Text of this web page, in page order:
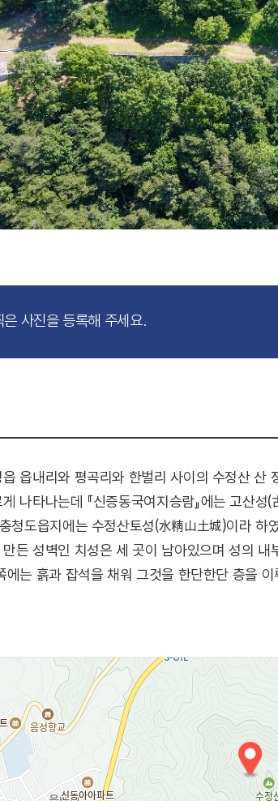
은 사진을 등록해 주세요.
읍내리와 평곡리와 한벌리 사이의 수정산 산
나타나는데 『신증동국여지승람』에는 고산
청도읍지에는 수정산토성(水精山土城)이라
든 성벽인 치성은 세 곳이 남아있으며 성의
에는 흙과 잡석을 채워 그것을 한단한단 층을
로 보아 8세기에서 9세기 초에 축성된 것으로